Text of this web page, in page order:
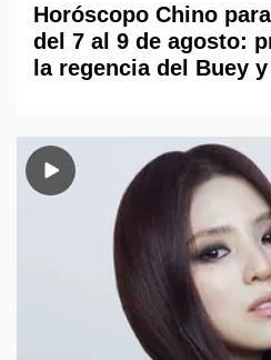
Horóscopo Chino
del 7 al 9 de agosto:
la regencia del Buey